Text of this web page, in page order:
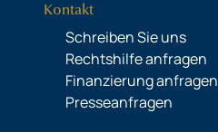
Kontakt
Schreiben Sie uns
Rechtshilfe anfragen
Finanzierung anfragen
Presseanfragen